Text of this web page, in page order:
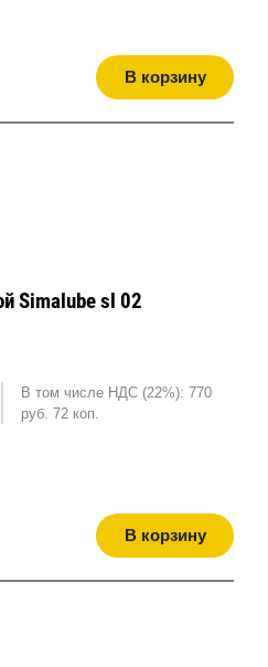
В корзину
Simalube sl 02
В том числе НДС (22%): 770
руб. 72 коп.
В корзину